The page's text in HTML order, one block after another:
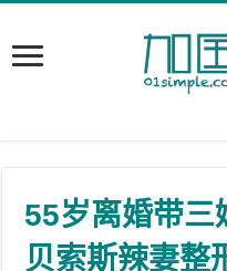
55岁离婚带三
贝索斯辣妻整